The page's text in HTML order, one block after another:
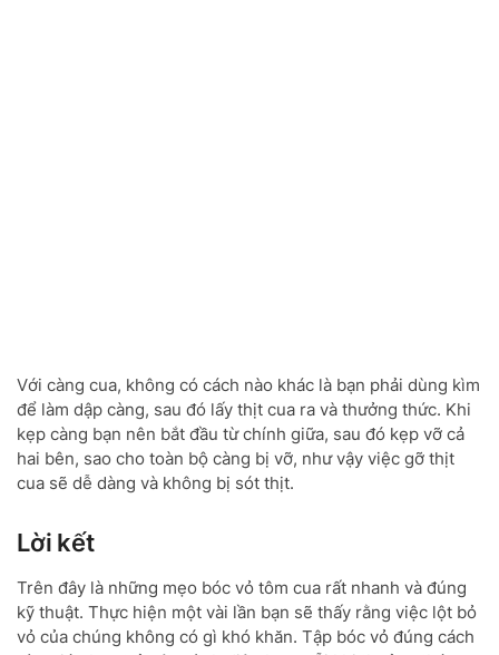
Với càng cua, không có cách nào khác là bạn phải dùng kìm
để làm dập càng, sau đó lấy thịt cua ra và thưởng thức. Khi
kẹp càng bạn nên bắt đầu từ chính giữa, sau đó kẹp vỡ cả
hai bên, sao cho toàn bộ càng bị vỡ, như vậy việc gỡ thịt
cua sẽ dễ dàng và không bị sót thịt.
Lời kết
Trên đây là những mẹo bóc vỏ tôm cua rất nhanh và đúng
kỹ thuật. Thực hiện một vài lần bạn sẽ thấy rằng việc lột bỏ
vỏ của chúng không có gì khó khăn. Tập bóc vỏ đúng cách